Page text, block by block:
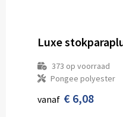
Luxe
373 op voorraad
Pongee polyester
vanaf € 6,08